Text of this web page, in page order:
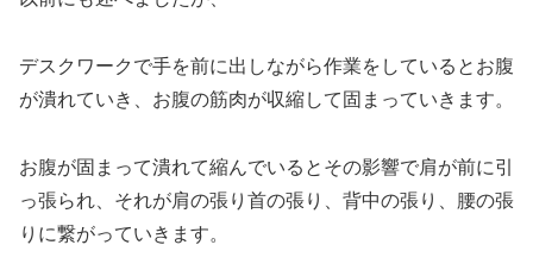
デスクワークで手を前に出しながら作業をしているとお腹
が潰れていき、お腹の筋肉が収縮して固まっていきます。
お腹が固まって潰れて縮んでいるとその影響で肩が前に引
っ張られ、それが肩の張り首の張り、背中の張り、腰の張
りに繋がっていきます。